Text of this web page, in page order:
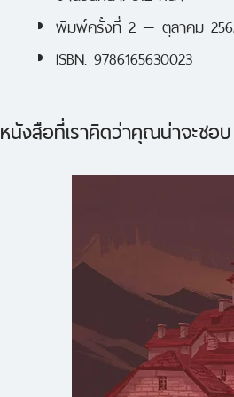
พิมพ์ครั้งที่ 2 — ตุลาคม
ISBN: 9786165630023
หนังสือที่เราคิดว่าคุณน่าจะชอบ